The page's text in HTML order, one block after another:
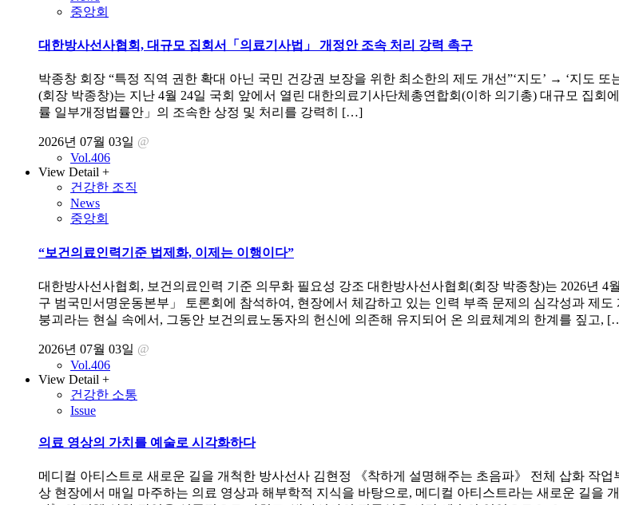
중앙회
대한방사선사협회, 대규모 집회서「의료기사법」 개정안 조속 처리 강력 촉구
박종창 회장 “특정 직역 권한 확대 아닌 국민 건강권 보장을 위한 최소한의 제도 개선”‘지도’ → ‘지도
(회장 박종창)는 지난 4월 24일 국회 앞에서 열린 대한의료기사단체총연합회(이하 의기총) 대규모 집
률 일부개정법률안」의 조속한 상정 및 처리를 강력히 […]
2026년 07월 03일 @
Vol.406
View Detail +
건강한 조직
News
중앙회
“보건의료인력기준 법제화, 이제는 이행이다”
대한방사선사협회, 보건의료인력 기준 의무화 필요성 강조 대한방사선사협회(회장 박종창)는 2026년
구 범국민서명운동본부」 토론회에 참석하여, 현장에서 체감하고 있는 인력 부족 문제의 심각성과 제
붕괴라는 현실 속에서, 그동안 보건의료노동자의 헌신에 의존해 유지되어 온 의료체계의 한계를 짚고,
2026년 07월 03일 @
Vol.406
View Detail +
건강한 소통
Issue
의료 영상의 가치를 예술로 시각화하다
메디컬 아티스트로 새로운 길을 개척한 방사선사 김현정 《착하게 설명해주는 초음파》 전체 삽화 작
상 현장에서 매일 마주하는 의료 영상과 해부학적 지식을 바탕으로, 메디컬 아티스트라는 새로운 길을